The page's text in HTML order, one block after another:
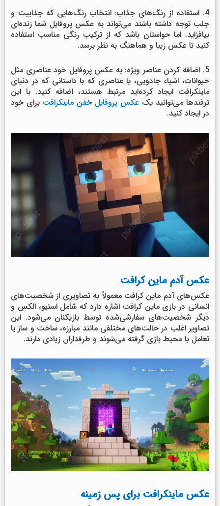
4. استفاده از رنگ‌های جذاب: انتخاب رنگ‌هایی که جذابیت و
جلب توجه داشته باشند می‌تواند به عکس پروفایل شما زنده‌ای
بیافزاید. اما حواستان باشد که از ترکیب رنگی مناسب استفاده
کنید تا عکس زیبا و هماهنگ به نظر برسد.
5. اضافه کردن عناصر ویژه: به عکس پروفایل خود عناصری مثل
حیوانات، اشیاء جادویی، یا عناصری که با داستانی که در دنیای
ماینکرافت ایجاد کرده‌اید مرتبط هستند، اضافه کنید. با این
ترفندها می‌توانید یک عکس پروفایل خفن ماینکرافت برای خود
در ایجاد کنید.
عکس آدم ماین کرافت
عکس‌های آدم ماین کرافت معمولاً به تصاویری از شخصیت‌های
انسانی در بازی ماین کرافت اشاره دارد که شامل استیو، الکس و
دیگر شخصیت‌های سفارشی‌شده توسط بازیکنان می‌شود. این
تصاویر اغلب در حالت‌های مختلفی مانند مبارزه، ساخت و ساز یا
تعامل با محیط بازی گرفته می‌شوند و طرفداران زیادی دارند.
عکس ماینکرافت برای پس زمینه